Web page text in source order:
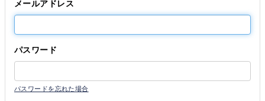
メールアドレス
パスワード
パスワードを忘れた場合